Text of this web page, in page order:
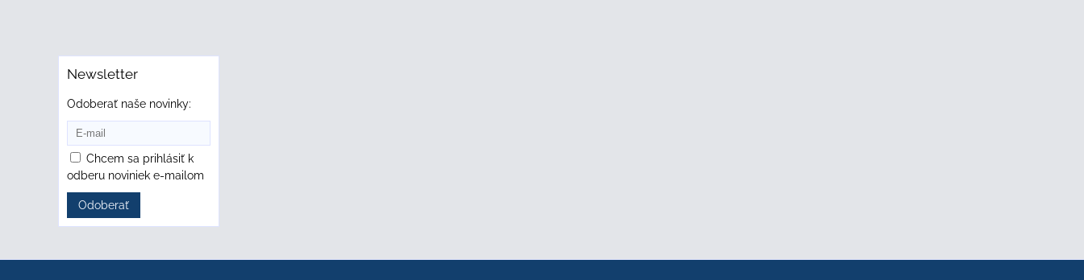
Newsletter
Odoberať naše novinky:
Chcem sa prihlásiť k
odberu noviniek e-mailom
Odoberať